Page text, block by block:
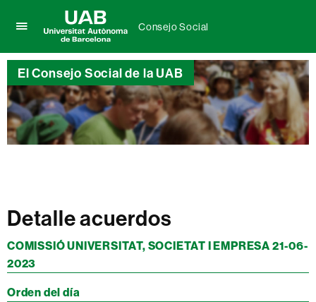
aquí
para
desplegar
el
menú
de
Consejo
Universitat
Autònoma
de
Barcelona
Consejo Social
El Consejo Social de la UAB
Detalle acuerdos
COMISSIÓ UNIVERSITAT, SOCIETAT I EMPRESA 21-06-
2023
Orden del día